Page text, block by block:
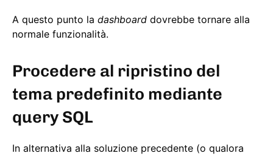
A questo punto la dashboard dovrebbe tornare alla
normale funzionalità.
Procedere al ripristino del
tema predefinito mediante
query SQL
In alternativa alla soluzione precedente (o qualora